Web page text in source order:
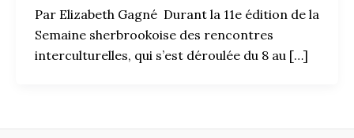
Par Elizabeth Gagné Durant la 11e édition de la
Semaine sherbrookoise des rencontres
interculturelles, qui s’est déroulée du 8 au […]